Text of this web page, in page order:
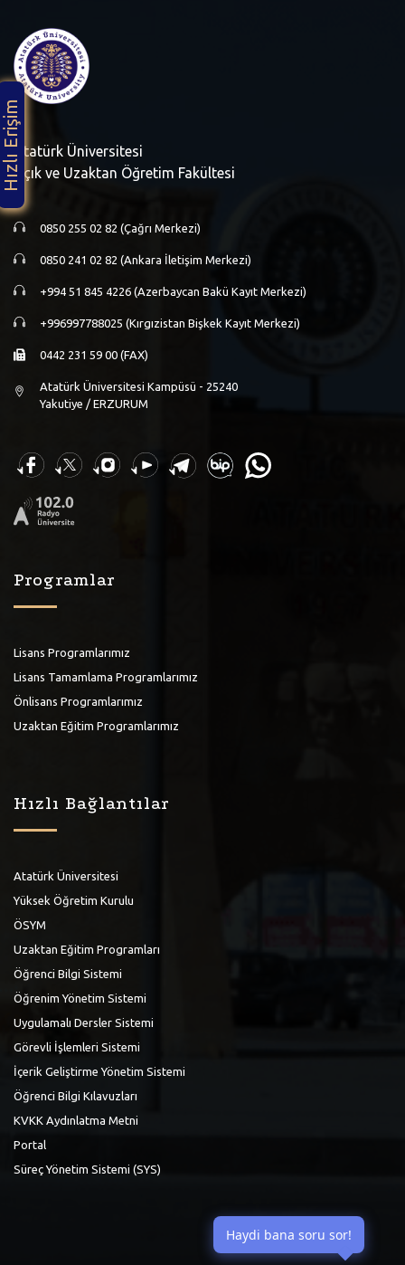
Atatürk Üniversitesi
Açık ve Uzaktan Öğretim Fakültesi
0850 255 02 82 (Çağrı Merkezi)
0850 241 02 82 (Ankara İletişim Merkezi)
+994 51 845 4226 (Azerbaycan Bakü Kayıt Merkezi)
+996997788025 (Kırgızistan Bişkek Kayıt Merkezi)
0442 231 59 00 (FAX)
Atatürk Üniversitesi Kampüsü - 25240
Yakutiye / ERZURUM
Programlar
Lisans Programlarımız
Lisans Tamamlama Programlarımız
Önlisans Programlarımız
Uzaktan Eğitim Programlarımız
Hızlı Bağlantılar
Atatürk Üniversitesi
Yüksek Öğretim Kurulu
ÖSYM
Uzaktan Eğitim Programları
Öğrenci Bilgi Sistemi
Öğrenim Yönetim Sistemi
Uygulamalı Dersler Sistemi
Görevli İşlemleri Sistemi
İçerik Geliştirme Yönetim Sistemi
Öğrenci Bilgi Kılavuzları
KVKK Aydınlatma Metni
Portal
Süreç Yönetim Sistemi (SYS)
Hızlı Erişim
Haydi bana soru sor!